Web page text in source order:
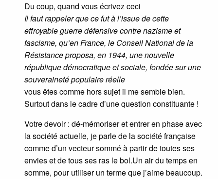
Du coup, quand vous écrivez ceci
Il faut rappeler que ce fut à l’issue de cette
effroyable guerre défensive contre nazisme et
fascisme, qu’en France, le Conseil National de la
Résistance proposa, en 1944, une nouvelle
république démocratique et sociale, fondée sur une
souveraineté populaire réelle
vous êtes comme hors sujet il me semble bien.
Surtout dans le cadre d’une question constituante !
Votre devoir : dé-mémoriser et entrer en phase avec
la société actuelle, je parle de la société française
comme d’un vecteur sommé à partir de toutes ses
envies et de tous ses ras le bol.Un air du temps en
somme, pour utiliser un terme que j’aime beaucoup.